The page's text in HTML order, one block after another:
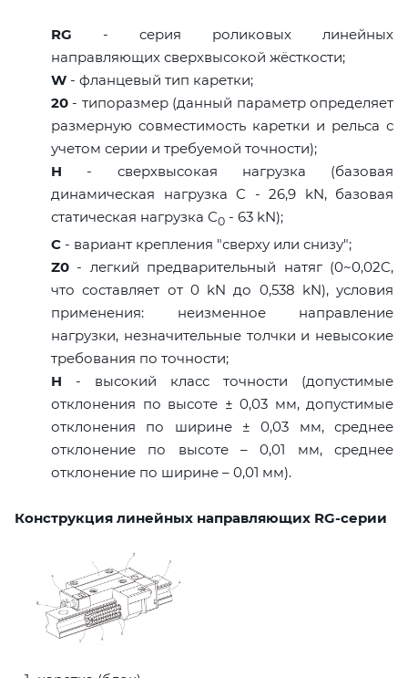
RG - серия роликовых линейных
направляющих сверхвысокой жёсткости;
W - фланцевый тип каретки;
20 - типоразмер (данный параметр определяет
размерную совместимость каретки и рельса с
учетом серии и требуемой точности);
H - сверхвысокая нагрузка (базовая
динамическая нагрузка C - 26,9 kN, базовая
статическая нагрузка С0 - 63 kN);
C - вариант крепления "сверху или снизу";
Z0 - легкий предварительный натяг (0~0,02C,
что составляет от 0 kN до 0,538 kN), условия
применения: неизменное направление
нагрузки, незначительные толчки и невысокие
требования по точности;
H - высокий класс точности (допустимые
отклонения по высоте ± 0,03 мм, допустимые
отклонения по ширине ± 0,03 мм, среднее
отклонение по высоте – 0,01 мм, среднее
отклонение по ширине – 0,01 мм).
Конструкция линейных направляющих RG-серии